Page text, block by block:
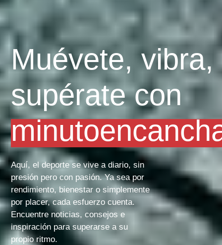
Muévete, vibra,
supérate con
Aquí, el deporte se vive a diario, sin
presión pero con pasión. Ya sea por
rendimiento, bienestar o simplemente
por placer, cada esfuerzo cuenta.
Encuentre noticias, consejos e
inspiración para superarse a su
propio ritmo.